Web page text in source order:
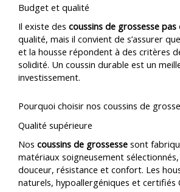
Budget et qualité
Il existe des coussins de grossesse pas
qualité, mais il convient de s’assurer
et la housse répondent à des critères
solidité. Un coussin durable est un
investissement.
Pourquoi choisir nos coussins de
Qualité supérieure
Nos coussins de grossesse sont
matériaux soigneusement
douceur, résistance et confort. Les
naturels, hypoallergéniques et certifiés